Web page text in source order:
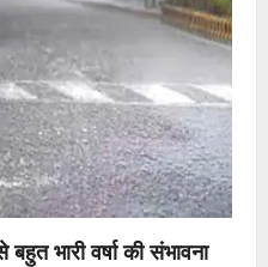
भारी वर्षा की संभावना